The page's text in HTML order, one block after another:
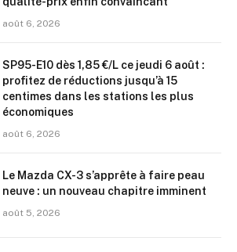
août 6, 2026
SP95-E10 dès 1,85 €/L ce jeudi 6 août :
profitez de réductions jusqu’à 15
centimes dans les stations les plus
économiques
août 6, 2026
Le Mazda CX-3 s’apprête à faire peau
neuve : un nouveau chapitre imminent
août 5, 2026